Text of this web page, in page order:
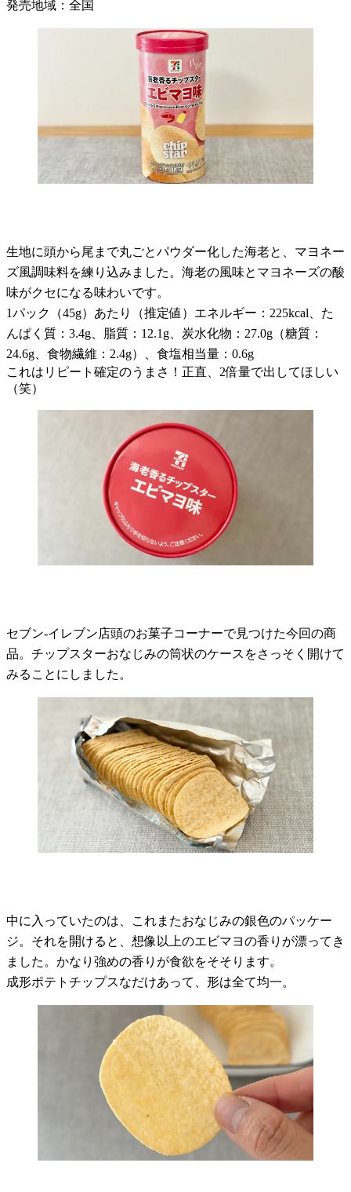
発売地域：全国
生地に頭から尾まで丸ごとパウダー化した海老と、マヨネー
ズ風調味料を練り込みました。海老の風味とマヨネーズの酸
味がクセになる味わいです。
1パック（45g）あたり（推定値）エネルギー：225kcal、た
んぱく質：3.4g、脂質：12.1g、炭水化物：27.0g（糖質：
24.6g、食物繊維：2.4g）、食塩相当量：0.6g
これはリピート確定のうまさ！正直、2倍量で出してほしい
（笑）
セブン-イレブン店頭のお菓子コーナーで見つけた今回の商
品。チップスターおなじみの筒状のケースをさっそく開けて
みることにしました。
中に入っていたのは、これまたおなじみの銀色のパッケー
ジ。それを開けると、想像以上のエビマヨの香りが漂ってき
ました。かなり強めの香りが食欲をそそります。
成形ポテトチップスなだけあって、形は全て均一。